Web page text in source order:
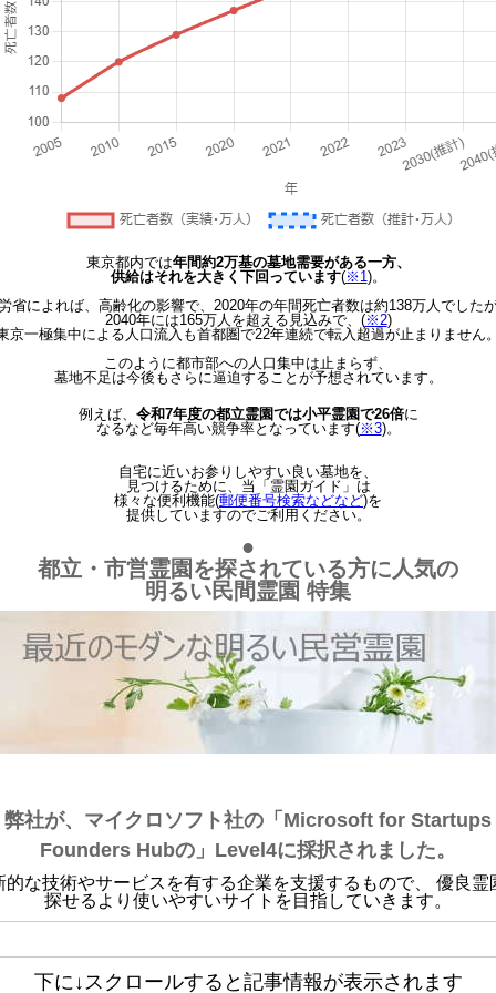
東京都内では年間約2万基の墓地需要がある一方、
供給はそれを大きく下回っています(※1)。
省によれば、高齢化の影響で、2020年の年間死亡者数は約138万人でした
2040年には165万人を超える見込みで、(※2)
京一極集中による人口流入も首都圏で22年連続で転入超過が止まりません
このように都市部への人口集中は止まらず、
墓地不足は今後もさらに逼迫することが予想されています。
例えば、 令和7年度の都立霊園では小平霊園で26倍に
なるなど毎年高い競争率となっています(※3)。
自宅に近いお参りしやすい良い墓地を、
見つけるために、当「霊園ガイド」は
様々な便利機能(郵便番号検索などなど)を
提供していますのでご利用ください。
●
都立・市営霊園を探されている方に人気の
明るい民間霊園 特集
弊社が、マイクロソフト社の「Microsoft for Startups
Founders Hubの」Level4に採択されました。
的な技術やサービスを有する企業を支援するもので、 優良霊
探せるより使いやすいサイトを目指していきます。
下に↓スクロールすると記事情報が表示されます